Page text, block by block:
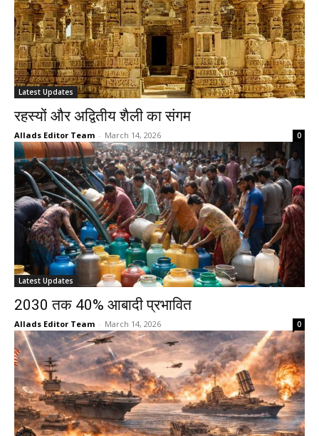
Latest Updates
रहस्यों और अद्वितीय शैली का संगम
Allads Editor Team - March 14, 2026 0
Latest Updates
2030 तक 40% आबादी प्रभावित
Allads Editor Team - March 14, 2026 0